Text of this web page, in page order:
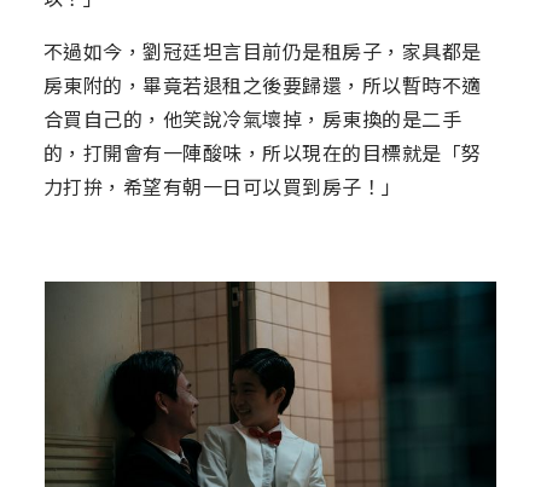
不過如今，劉冠廷坦言目前仍是租房子，家具都是
房東附的，畢竟若退租之後要歸還，所以暫時不適
合買自己的，他笑說冷氣壞掉，房東換的是二手
的，打開會有一陣酸味，所以現在的目標就是「努
力打拚，希望有朝一日可以買到房子！」